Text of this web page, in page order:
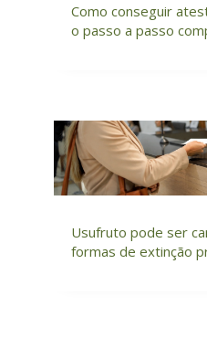
Como conseguir
o passo a passo
Usufruto pode ser
formas de extinção